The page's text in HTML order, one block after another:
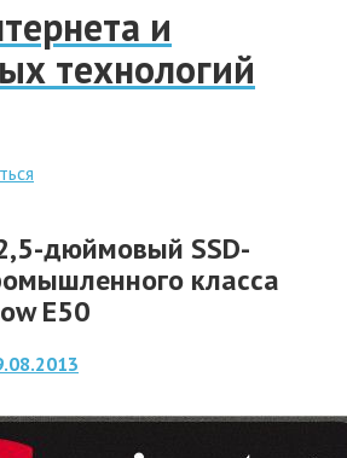
и
технологий
дюймовый SSD-
класса
E50